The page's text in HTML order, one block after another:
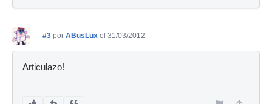
#3 por ABusLux el 31/03/2012
Articulazo!